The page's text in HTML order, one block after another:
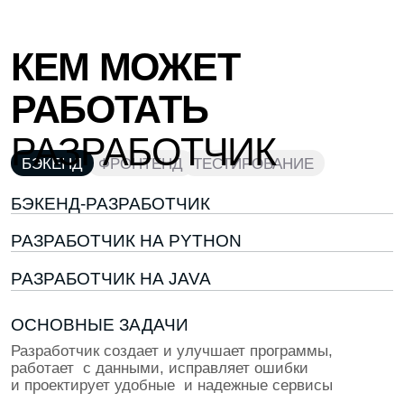
в команде под руководством мидла
2 ГОДА КАРЬЕРЫ
Ты Middle-разработчик: самостоятельно ведёшь
задачи, помогаешь новичкам, знаешь стек на уровне
150 000 ₽
5+ ЛЕТ КАРЬЕРЫ
Ты Senior: решаешь сложные архитектуры,
руководишь проектами и отвечаешь за результат
250 000 ₽